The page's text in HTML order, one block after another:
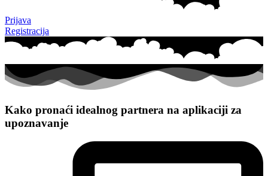
Prijava
Registracija
Kako pronaći idealnog partnera na aplikaciji za
upoznavanje